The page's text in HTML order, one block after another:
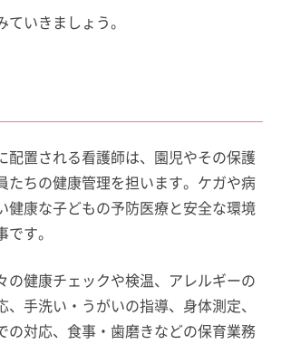
いきましょう。
配置される看護師は、園児やその保護
たちの健康管理を担います。ケガや病
健康な子どもの予防医療と安全な環境
す。
の健康チェックや検温、アレルギーの
、手洗い・うがいの指導、身体測定、
の対応、食事・歯磨きなどの保育業務